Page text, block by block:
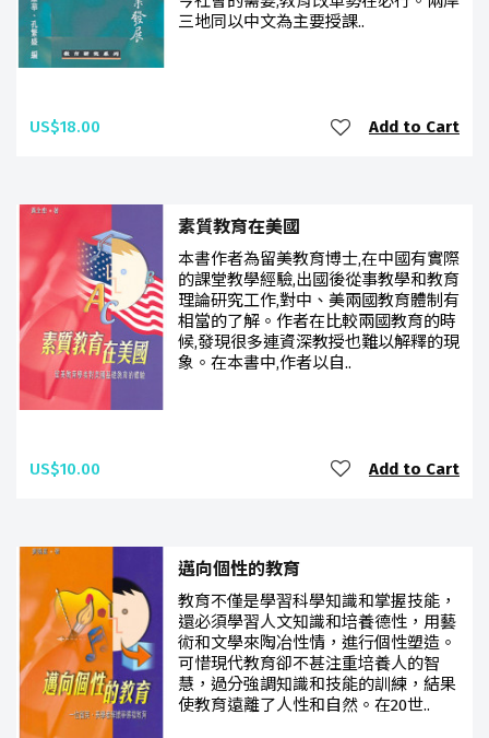
三地同以中文為主要授課..
US$18.00 Add to Cart
素質教育在美國
本書作者為留美教育博士,在中國有實際
的課堂教學經驗,出國後從事教學和教育
理論研究工作,對中、美兩國教育體制有
相當的了解。作者在比較兩國教育的時
候,發現很多連資深教授也難以解釋的現
象。在本書中,作者以自..
US$10.00 Add to Cart
邁向個性的教育
教育不僅是學習科學知識和掌握技能，
還必須學習人文知識和培養德性，用藝
術和文學來陶冶性情，進行個性塑造。
可惜現代教育卻不甚注重培養人的智
慧，過分強調知識和技能的訓練，結果
使教育遠離了人性和自然。在20世..